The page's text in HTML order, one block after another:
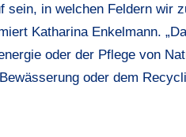
in welchen Feldern wir
Katharina Enkelmann.
oder der Pflege von
oder dem